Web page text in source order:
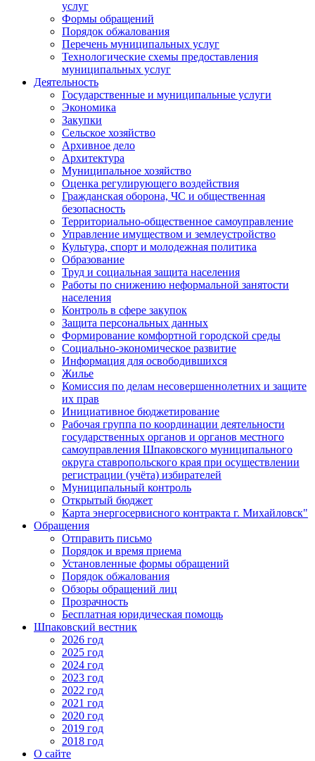
услуг
Формы обращений
Порядок обжалования
Перечень муниципальных услуг
Технологические схемы предоставления
муниципальных услуг
Деятельность
Государственные и муниципальные услуги
Экономика
Закупки
Сельское хозяйство
Архивное дело
Архитектура
Муниципальное хозяйство
Оценка регулирующего воздействия
Гражданская оборона, ЧС и общественная
безопасность
Территориально-общественное самоуправление
Управление имуществом и землеустройство
Культура, спорт и молодежная политика
Образование
Труд и социальная защита населения
Работы по снижению неформальной занятости
населения
Контроль в сфере закупок
Защита персональных данных
Формирование комфортной городской среды
Социально-экономическое развитие
Информация для освободившихся
Жилье
Комиссия по делам несовершеннолетних и защите
их прав
Инициативное бюджетирование
Рабочая группа по координации деятельности
государственных органов и органов местного
самоуправления Шпаковского муниципального
округа ставропольского края при осуществлении
регистрации (учёта) избирателей
Муниципальный контроль
Открытый бюджет
Карта энергосервисного контракта г. Михайловск"
Обращения
Отправить письмо
Порядок и время приема
Установленные формы обращений
Порядок обжалования
Обзоры обращений лиц
Прозрачность
Бесплатная юридическая помощь
Шпаковский вестник
2026 год
2025 год
2024 год
2023 год
2022 год
2021 год
2020 год
2019 год
2018 год
О сайте